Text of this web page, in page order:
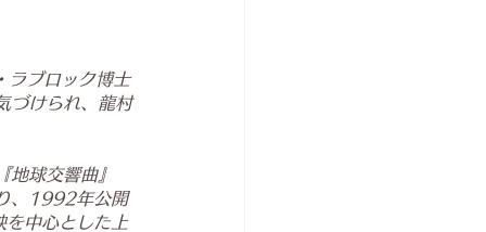
ラブロック博士
づけられ、龍村
球交響曲』
、1992年公開
中心とした上